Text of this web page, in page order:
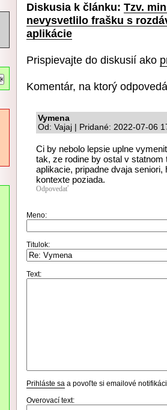
Diskusia k článku: Tzv.
nevysvetlilo frašku s
aplikácie
Prispievajte do diskusií ako
Komentár, na ktorý
Vymena
Od: Vajaj | Pridané: 2022-07-06
Ci by nebolo lepsie uplne
tak, ze rodine by ostal v statnom
aplikacie, pripadne dvaja
kontexte poziada.
Odpovedať
Meno:
Titulok:
Text:
Prihláste sa a povoľte si emailové
Overovací text: